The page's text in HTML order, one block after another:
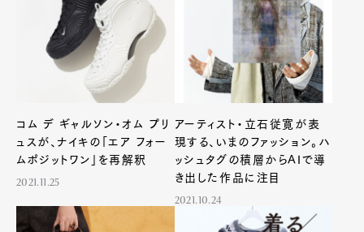
コム デ ギャルソン・オム プリ
ュスが、ナイキの「エア フォー
ムポジットワン」を再解釈
2021.11.25
アーティスト・立石従寛が表
現する、いまのファッション。ハ
ッシュタグの積層からAIで導
き出した作品に注目
2021.10.24